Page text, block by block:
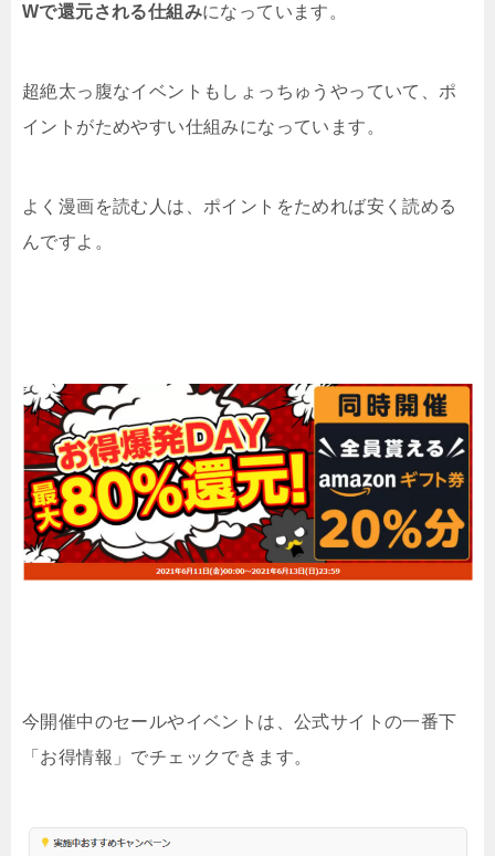
Wで還元される仕組みになっています。
超絶太っ腹なイベントもしょっちゅうやっていて、ポ
イントがためやすい仕組みになっています。
よく漫画を読む人は、ポイントをためれば安く読める
んですよ。
今開催中のセールやイベントは、公式サイトの一番下
「お得情報」でチェックできます。